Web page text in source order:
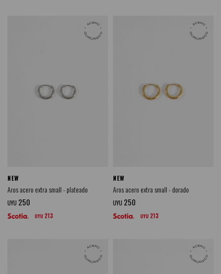
NEW
Aros acero extra small - plateado
UYU 250
UYU 213
NEW
Aros acero extra small - dorado
UYU 250
UYU 213